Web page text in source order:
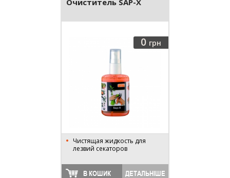
Очиститель SAP-X
0 грн
Чистящая жидкость для
лезвий секаторов
В КОШИК ДЕТАЛЬНІШЕ